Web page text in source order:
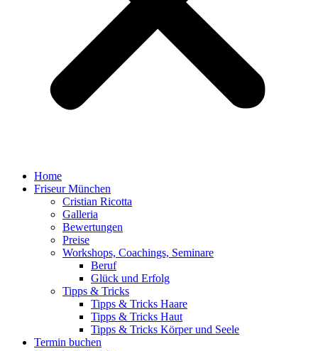
Home
Friseur München
Cristian Ricotta
Galleria
Bewertungen
Preise
Workshops, Coachings, Seminare
Beruf
Glück und Erfolg
Tipps & Tricks
Tipps & Tricks Haare
Tipps & Tricks Haut
Tipps & Tricks Körper und Seele
Termin buchen